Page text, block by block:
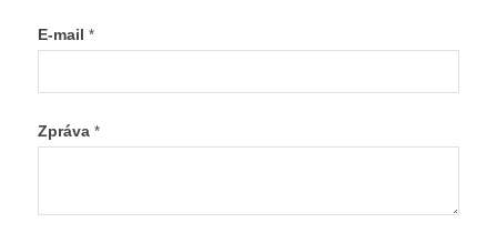
E-mail *
Zpráva *